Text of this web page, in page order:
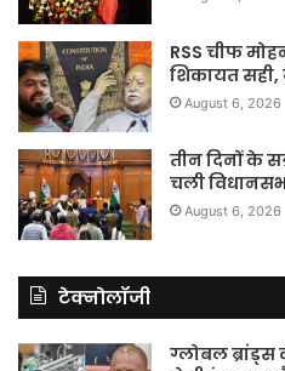
RSS चीफ
शिकायत सही,
August 6, 2026
तीन दिनों के
चली
August 6, 2026
टेक्नोलॉजी
ग्लोबल